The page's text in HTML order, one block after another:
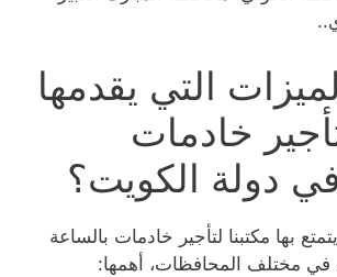
التي يقدمها
خادمات
دولة الكويت؟
بها مكتبنا لتأجير خادمات بالساعة
في مختلف المحافظات، أهمها: